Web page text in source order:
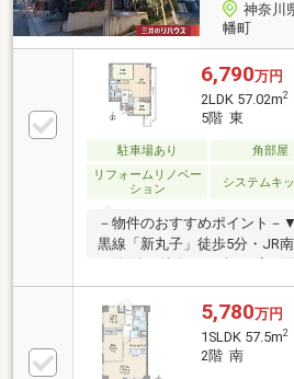
神奈川
幡町
6,790万円
2LDK 57.02m2
5階 東
駐車場あり 角部屋
リフォームリノベー
ション
システムキ
－物件のおすすめポイント－
黒線「新丸子」徒歩5分・JR
家族が集うLDKは約15.5帖、2
LD・2022年8月大規模修繕工
防水・鉄部塗装等)▼2026年8
【交換】キッチン、洗面台、
他】全室フローリング張替 他
5,780万円
1SLDK 57.5m2
2階 南